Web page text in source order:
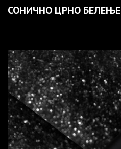
СОНИЧНО ЦРНО БЕЛЕЊЕ